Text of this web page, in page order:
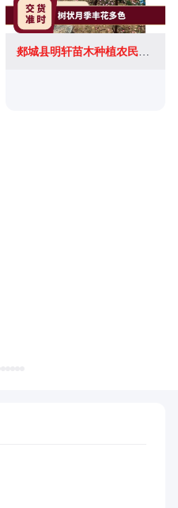
郯城县明轩苗木种植农民专业合作社